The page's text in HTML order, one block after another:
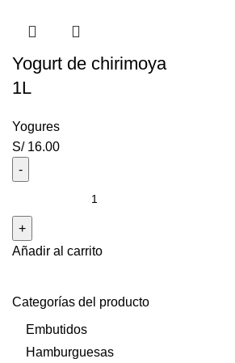
Categorías del producto
Embutidos
Hamburguesas
Yogurt de chirimoya
1L
Yogures
S/16.00
Añadir al carrito